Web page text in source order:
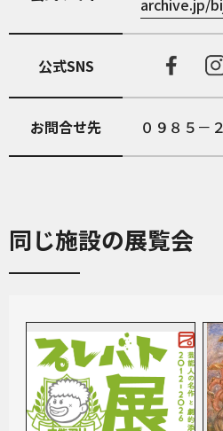
archive.jp/
公式SNS
お問合せ先 ０９８５－
同じ施設の展覧会